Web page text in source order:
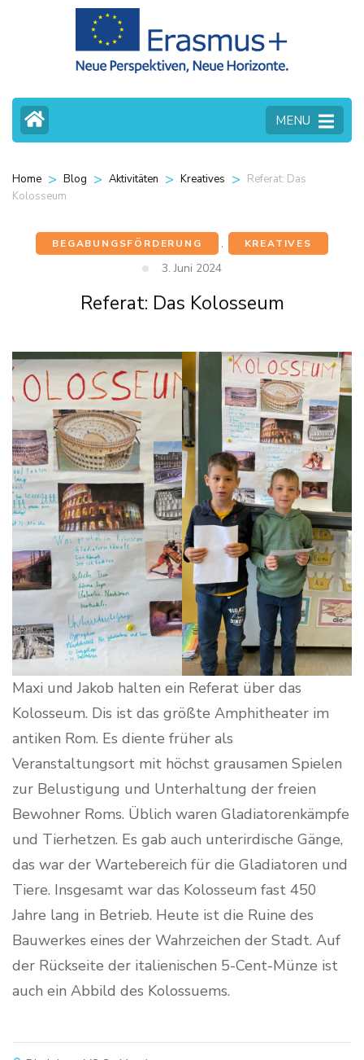
MENU
Home > Blog > Aktivitäten > Kreatives > Referat: Das
Kolosseum
BEGABUNGSFÖRDERUNG , KREATIVES
3. Juni 2024
Referat: Das Kolosseum
Maxi und Jakob halten ein Referat über das
Kolosseum. Dis ist das größte Amphitheater im
antiken Rom. Es diente früher als
Veranstaltungsort mit höchst grausamen Spielen
zur Belustigung und Unterhaltung der freien
Bewohner Roms. Üblich waren Gladiatorenkämpfe
und Tierhetzen. Es gab auch unterirdische Gänge,
das war der Wartebereich für die Gladiatoren und
Tiere. Insgesamt war das Kolosseum fast 450
Jahre lang in Betrieb. Heute ist die Ruine des
Bauwerkes eines der Wahrzeichen der Stadt. Auf
der Rückseite der italienischen 5-Cent-Münze ist
auch ein Abbild des Kolossuems.